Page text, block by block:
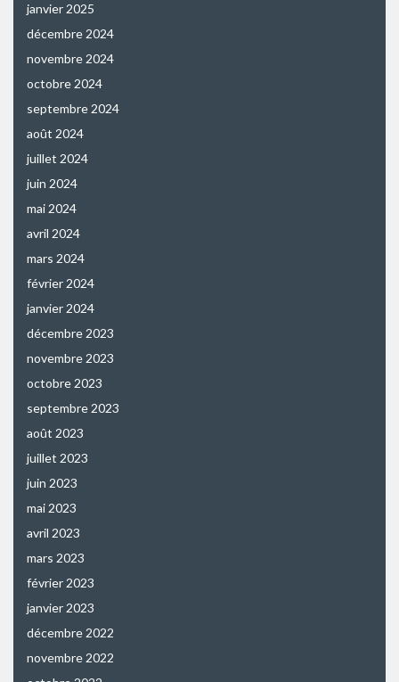
janvier 2025
décembre 2024
novembre 2024
octobre 2024
septembre 2024
août 2024
juillet 2024
juin 2024
mai 2024
avril 2024
mars 2024
février 2024
janvier 2024
décembre 2023
novembre 2023
octobre 2023
septembre 2023
août 2023
juillet 2023
juin 2023
mai 2023
avril 2023
mars 2023
février 2023
janvier 2023
décembre 2022
novembre 2022